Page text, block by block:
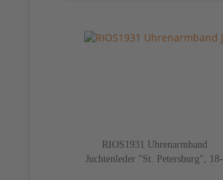
RIOS1931 Uhrenarmband
Juchtenleder "St. Petersburg", 18-